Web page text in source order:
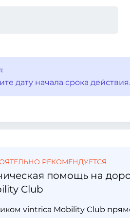
дату начала срока действия.
РЕКОМЕНДУЕТСЯ
помощь на
Club
vintrica Mobility Club